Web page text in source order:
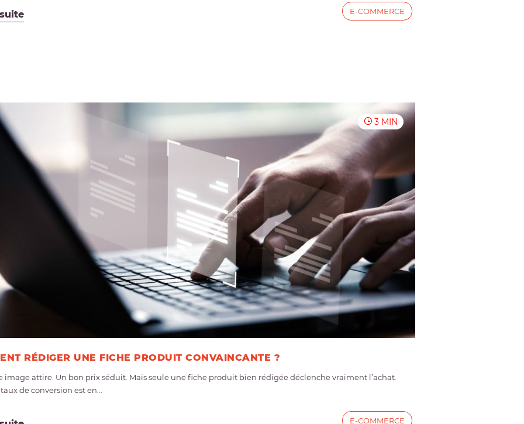
E-COMMERCE
3 MIN
RÉDIGER UNE FICHE PRODUIT CONVAINCANTE ?
image attire. Un bon prix séduit. Mais seule une fiche produit bien rédigée déclenche vraiment l’achat.
de conversion est en...
E-COMMERCE